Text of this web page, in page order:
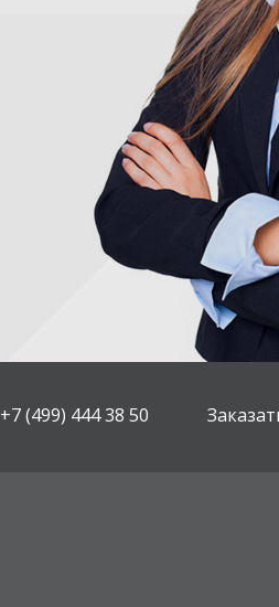
+7 (499) 444 38 50